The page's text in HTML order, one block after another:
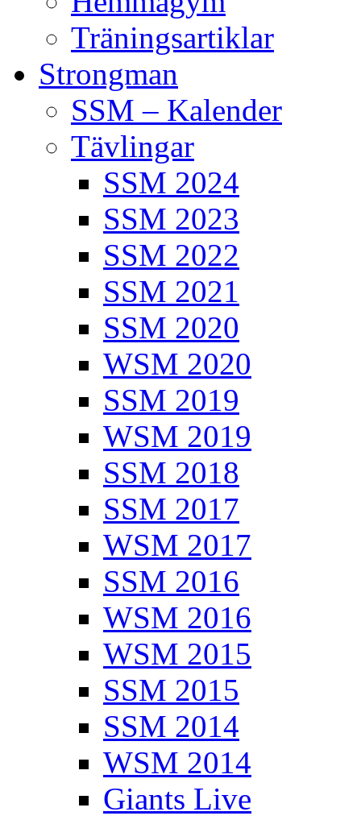
Träningsartiklar
Strongman
SSM – Kalender
Tävlingar
SSM 2024
SSM 2023
SSM 2022
SSM 2021
SSM 2020
WSM 2020
SSM 2019
WSM 2019
SSM 2018
SSM 2017
WSM 2017
SSM 2016
WSM 2016
WSM 2015
SSM 2015
SSM 2014
WSM 2014
Giants Live